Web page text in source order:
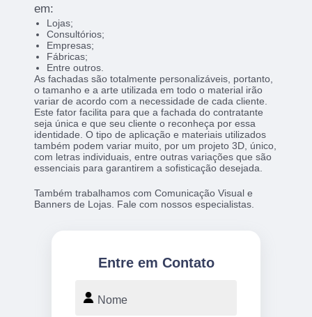
em:
Lojas;
Consultórios;
Empresas;
Fábricas;
Entre outros.
As fachadas são totalmente personalizáveis, portanto,
o tamanho e a arte utilizada em todo o material irão
variar de acordo com a necessidade de cada cliente.
Este fator facilita para que a fachada do contratante
seja única e que seu cliente o reconheça por essa
identidade. O tipo de aplicação e materiais utilizados
também podem variar muito, por um projeto 3D, único,
com letras individuais, entre outras variações que são
essenciais para garantirem a sofisticação desejada.
Também trabalhamos com Comunicação Visual e
Banners de Lojas. Fale com nossos especialistas.
Entre em Contato